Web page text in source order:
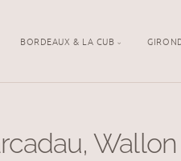
BORDEAUX & LA CUB